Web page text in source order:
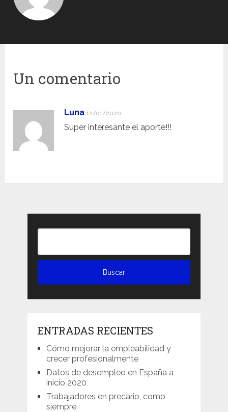
Un comentario
Luna 12/01/2020
Super interesante el aporte!!!
ENTRADAS RECIENTES
Cómo mejorar la empleabilidad y
crecer profesionalmente
Datos de desempleo en España a
inicio 2020
Trabajadores en precario, como
siempre